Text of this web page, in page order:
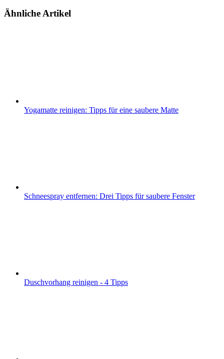
Ähnliche Artikel
Yogamatte reinigen: Tipps für eine saubere Matte
Schneespray entfernen: Drei Tipps für saubere Fenster
Duschvorhang reinigen - 4 Tipps